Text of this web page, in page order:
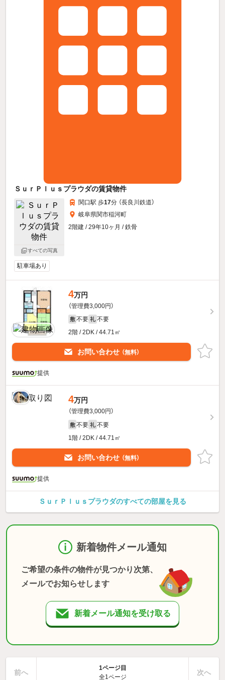
ＳｕｒＰｌｕｓプラウダの賃貸物件
すべての写真
関口駅 歩17分 （長良川鉄道）
岐阜県関市稲河町
2階建 / 29年10ヶ月 / 鉄骨
駐車場あり
4万円
（管理費3,000円）
敷 不要 礼 不要
2階 / 2DK / 44.71㎡
お問い合わせ （無料）
提供
4万円
（管理費3,000円）
敷 不要 礼 不要
1階 / 2DK / 44.71㎡
お問い合わせ （無料）
提供
ＳｕｒＰｌｕｓプラウダのすべての部屋を見る
新着物件メール通知
ご希望の条件の物件が見つかり次第、
メールでお知らせします
新着メール通知を受け取る
前へ
1ページ目
全1ページ
次へ